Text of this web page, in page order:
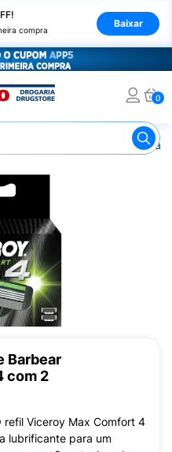
compra
Baixar
0
Barbear
com 2
refil Viceroy Max Comfort 4
lubrificante para um